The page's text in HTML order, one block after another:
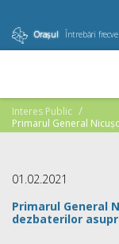
Orașul
Întrebări
Interes Public
Primarul General
asupra bugetului
01.02.2021
Primarul General
dezbaterilor